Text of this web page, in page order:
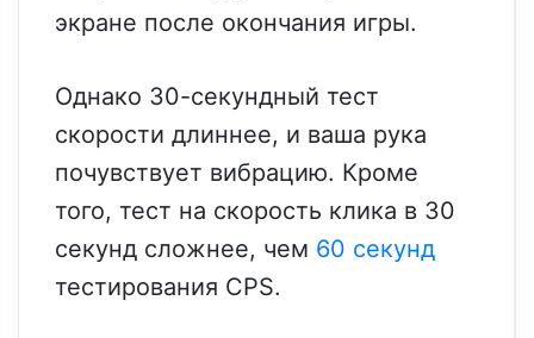
экране после окончания игры.
Однако 30-секундный тест
скорости длиннее, и ваша рука
почувствует вибрацию. Кроме
того, тест на скорость клика в 30
секунд сложнее, чем 60 секунд
тестирования CPS.